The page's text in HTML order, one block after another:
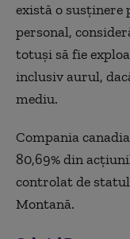
există o susţinere
personal,
totuşi să fie
inclusiv aurul,
mediu.
Compania
80,69% din
controlat de
Montană.